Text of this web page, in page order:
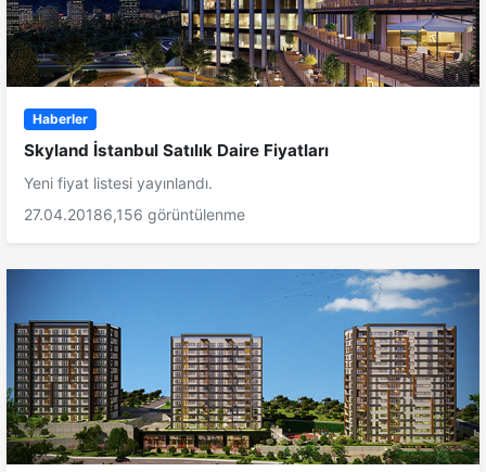
Haberler
Skyland İstanbul Satılık Daire Fiyatları
Yeni fiyat listesi yayınlandı.
27.04.20186,156 görüntülenme